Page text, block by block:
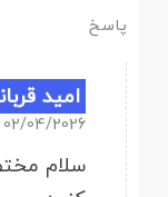
پاسخ
امید
02/04/2026 17:06
سلام